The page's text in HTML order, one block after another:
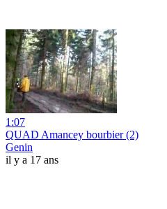
1:07
QUAD Amancey bourbier (2)
Genin
il y a 17 ans